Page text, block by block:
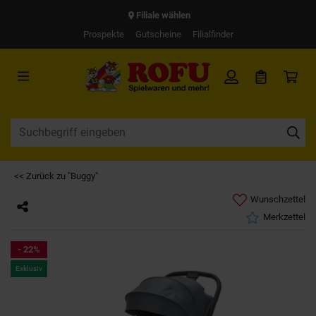
Filiale wählen
Prospekte
Gutscheine Filialfinder
<< Zurück zu "Buggy"
Wunschzettel
Merkzettel
- 22%
Exklusiv